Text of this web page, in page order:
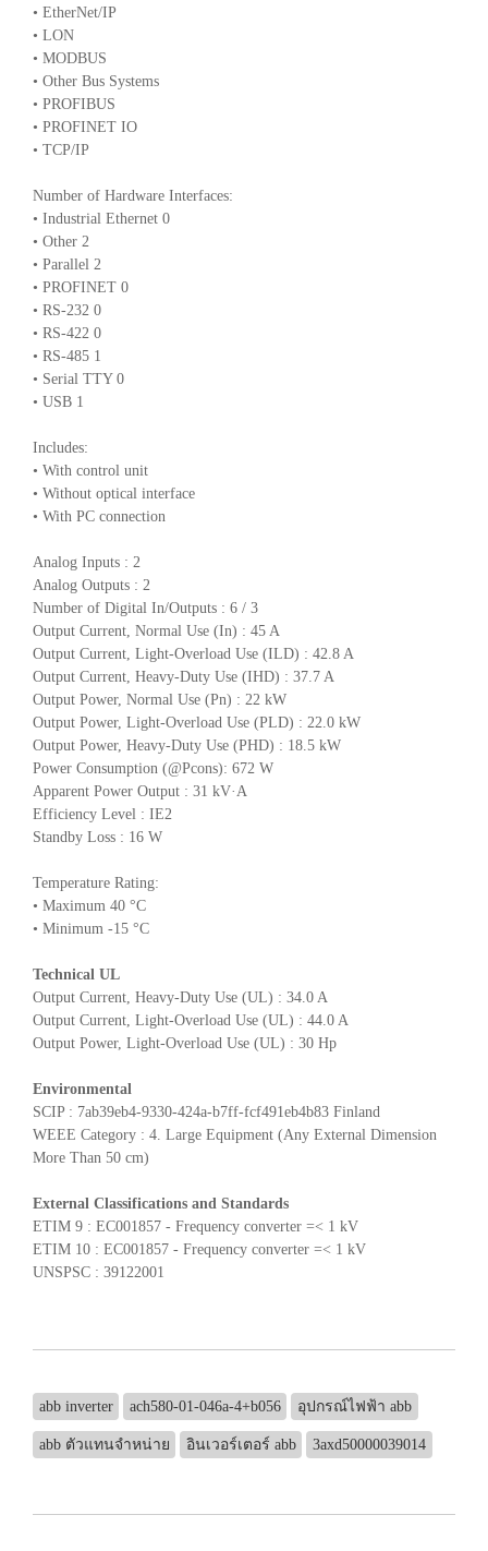
• EtherNet/IP
• LON
• MODBUS
• Other Bus Systems
• PROFIBUS
• PROFINET IO
• TCP/IP
Number of Hardware Interfaces:
• Industrial Ethernet 0
• Other 2
• Parallel 2
• PROFINET 0
• RS-232 0
• RS-422 0
• RS-485 1
• Serial TTY 0
• USB 1
Includes:
• With control unit
• Without optical interface
• With PC connection
Analog Inputs : 2
Analog Outputs : 2
Number of Digital In/Outputs : 6 / 3
Output Current, Normal Use (In) : 45 A
Output Current, Light-Overload Use (ILD) : 42.8 A
Output Current, Heavy-Duty Use (IHD) : 37.7 A
Output Power, Normal Use (Pn) : 22 kW
Output Power, Light-Overload Use (PLD) : 22.0 kW
Output Power, Heavy-Duty Use (PHD) : 18.5 kW
Power Consumption (@Pcons): 672 W
Apparent Power Output : 31 kV·A
Efficiency Level : IE2
Standby Loss : 16 W
Temperature Rating:
• Maximum 40 °C
• Minimum -15 °C
Technical UL
Output Current, Heavy-Duty Use (UL) : 34.0 A
Output Current, Light-Overload Use (UL) : 44.0 A
Output Power, Light-Overload Use (UL) : 30 Hp
Environmental
SCIP : 7ab39eb4-9330-424a-b7ff-fcf491eb4b83 Finland
WEEE Category : 4. Large Equipment (Any External Dimension
More Than 50 cm)
External Classifications and Standards
ETIM 9 : EC001857 - Frequency converter =< 1 kV
ETIM 10 : EC001857 - Frequency converter =< 1 kV
UNSPSC : 39122001
abb inverter ach580-01-046a-4+b056 อุปกรณ์ไฟฟ้า abb
abb ตัวแทนจำหน่าย อินเวอร์เตอร์ abb 3axd50000039014